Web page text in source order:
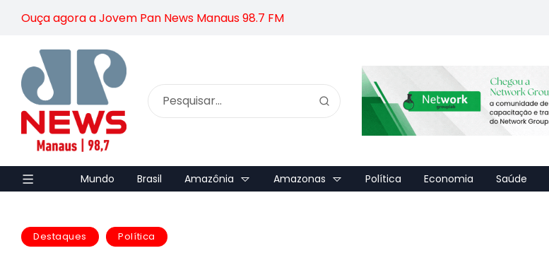
Ouça agora a Jovem Pan News Manaus 98.7 FM
Mundo Brasil Amazônia Amazonas Política Economia Saúde
Destaques Política